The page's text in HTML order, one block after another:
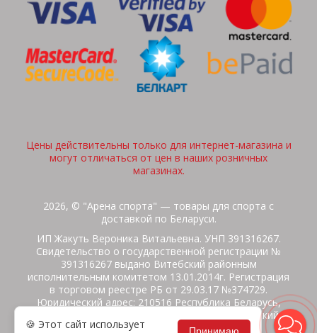
Цены действительны только для интернет-магазина и
могут отличаться от цен в наших розничных
магазинах.
2026, © "Арена спорта" — товары для спорта с
доставкой по Беларуси.
ИП Жакуть Вероника Витальевна. УНП 391316267.
Свидетельство о государственной регистрации №
391316267 выдано Витебский районным
исполнительным комитетом 13.01.2014г. Регистрация
в торговом реестре РБ от 29.03.17 №374729.
Юридический адрес: 210516 Республика Беларусь,
Витебская область, Витебский район, Бабиничский с/
с, аг.Ольгово, ул.Школьная
🍪 Этот сайт использует